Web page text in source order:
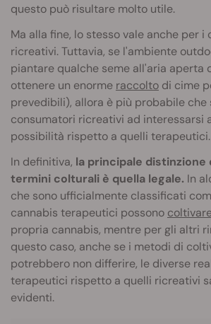
questo può risultare molto utile.
Ma alla fine, lo stesso vale anche per i
ricreativi. Tuttavia, se l'ambiente
piantare qualche seme all'aria aperta
ottenere un enorme raccolto di cime
prevedibili), allora è più probabile che
consumatori ricreativi ad interessarsi
possibilità rispetto a quelli terapeutici.
In definitiva, la principale distinzione
termini colturali è quella legale. In
che sono ufficialmente classificati
cannabis terapeutici possono
propria cannabis, mentre per gli altri
questo caso, anche se i metodi di
potrebbero non differire, le diverse
terapeutici rispetto a quelli ricreativi
evidenti.